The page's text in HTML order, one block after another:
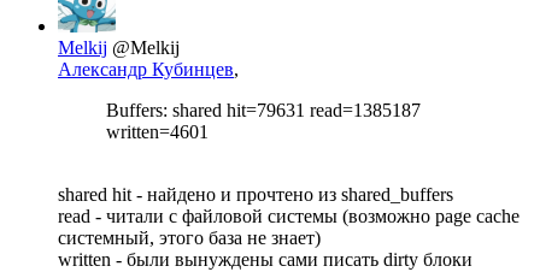
Melkij @Melkij
Александр Кубинцев,
Buffers: shared hit=79631 read=1385187
written=4601
shared hit - найдено и прочтено из shared_buffers
read - читали с файловой системы (возможно page cache
системный, этого база не знает)
written - были вынуждены сами писать dirty блоки